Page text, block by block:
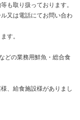
も取り扱っております。
又は電話にてお問い合わ
す。
どの業務用鮮魚・総合食
、給食施設様がありまし